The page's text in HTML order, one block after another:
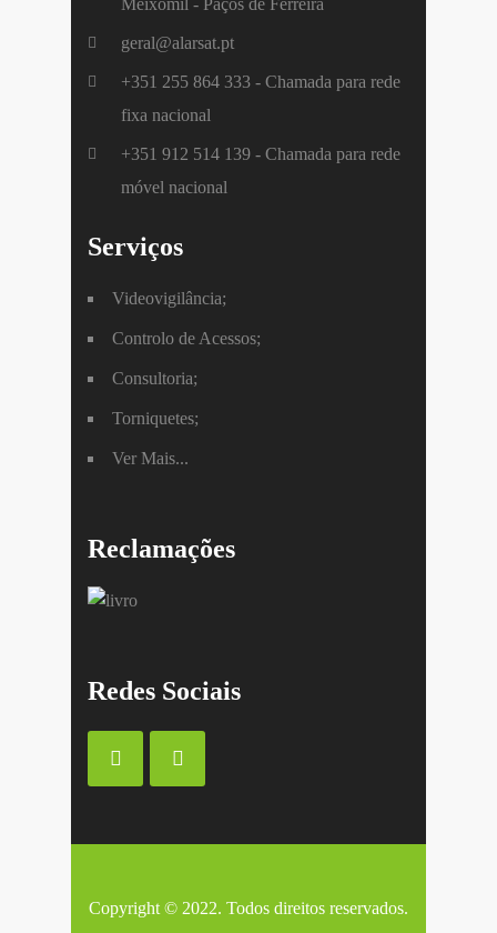
Meixomil - Paços de Ferreira
geral@alarsat.pt
+351 255 864 333 - Chamada para rede
fixa nacional
+351 912 514 139 - Chamada para rede
móvel nacional
Serviços
Videovigilância;
Controlo de Acessos;
Consultoria;
Torniquetes;
Ver Mais...
Reclamações
Redes Sociais
Copyright © 2022. Todos direitos reservados.